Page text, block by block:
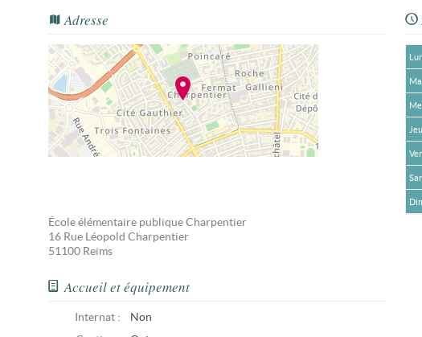
Adresse
École élémentaire publique Charpentier
16 Rue Léopold Charpentier
51100 Reims
Accueil et équipement
Internat :
Non